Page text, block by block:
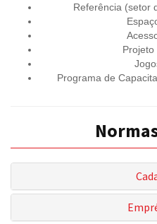
Referência (setor
Projeto
Programa de